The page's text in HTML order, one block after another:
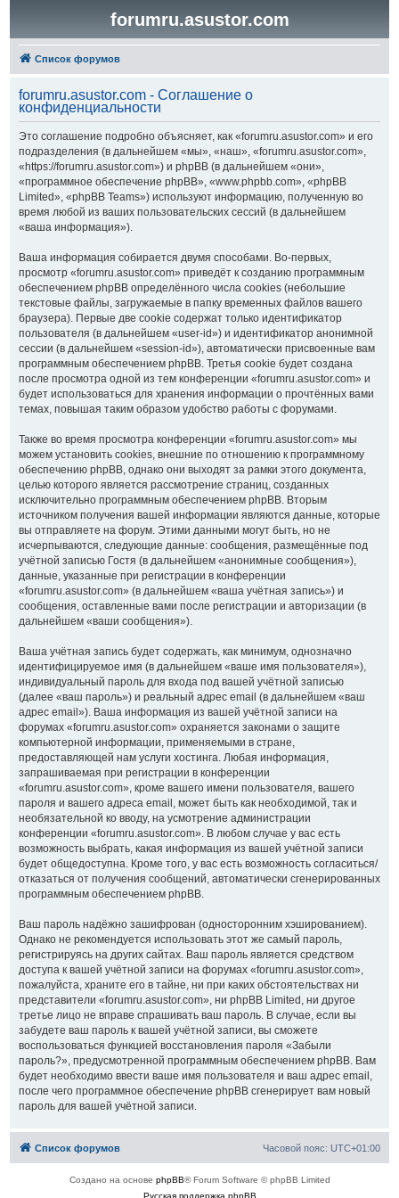
forumru.asustor.com
Список форумов
forumru.asustor.com - Соглашение о
конфиденциальности
Это соглашение подробно объясняет, как «forumru.asustor.com» и его
подразделения (в дальнейшем «мы», «наш», «forumru.asustor.com»,
«https://forumru.asustor.com») и phpBB (в дальнейшем «они»,
«программное обеспечение phpBB», «www.phpbb.com», «phpBB
Limited», «phpBB Teams») используют информацию, полученную во
время любой из ваших пользовательских сессий (в дальнейшем
«ваша информация»).
Ваша информация собирается двумя способами. Во-первых,
просмотр «forumru.asustor.com» приведёт к созданию программным
обеспечением phpBB определённого числа cookies (небольшие
текстовые файлы, загружаемые в папку временных файлов вашего
браузера). Первые две cookie содержат только идентификатор
пользователя (в дальнейшем «user-id») и идентификатор анонимной
сессии (в дальнейшем «session-id»), автоматически присвоенные вам
программным обеспечением phpBB. Третья cookie будет создана
после просмотра одной из тем конференции «forumru.asustor.com» и
будет использоваться для хранения информации о прочтённых вами
темах, повышая таким образом удобство работы с форумами.
Также во время просмотра конференции «forumru.asustor.com» мы
можем установить cookies, внешние по отношению к программному
обеспечению phpBB, однако они выходят за рамки этого документа,
целью которого является рассмотрение страниц, созданных
исключительно программным обеспечением phpBB. Вторым
источником получения вашей информации являются данные, которые
вы отправляете на форум. Этими данными могут быть, но не
исчерпываются, следующие данные: сообщения, размещённые под
учётной записью Гостя (в дальнейшем «анонимные сообщения»),
данные, указанные при регистрации в конференции
«forumru.asustor.com» (в дальнейшем «ваша учётная запись») и
сообщения, оставленные вами после регистрации и авторизации (в
дальнейшем «ваши сообщения»).
Ваша учётная запись будет содержать, как минимум, однозначно
идентифицируемое имя (в дальнейшем «ваше имя пользователя»),
индивидуальный пароль для входа под вашей учётной записью
(далее «ваш пароль») и реальный адрес email (в дальнейшем «ваш
адрес email»). Ваша информация из вашей учётной записи на
форумах «forumru.asustor.com» охраняется законами о защите
компьютерной информации, применяемыми в стране,
предоставляющей нам услуги хостинга. Любая информация,
запрашиваемая при регистрации в конференции
«forumru.asustor.com», кроме вашего имени пользователя, вашего
пароля и вашего адреса email, может быть как необходимой, так и
необязательной ко вводу, на усмотрение администрации
конференции «forumru.asustor.com». В любом случае у вас есть
возможность выбрать, какая информация из вашей учётной записи
будет общедоступна. Кроме того, у вас есть возможность согласиться/
отказаться от получения сообщений, автоматически сгенерированных
программным обеспечением phpBB.
Ваш пароль надёжно зашифрован (односторонним хэшированием).
Однако не рекомендуется использовать этот же самый пароль,
регистрируясь на других сайтах. Ваш пароль является средством
доступа к вашей учётной записи на форумах «forumru.asustor.com»,
пожалуйста, храните его в тайне, ни при каких обстоятельствах ни
представители «forumru.asustor.com», ни phpBB Limited, ни другое
третье лицо не вправе спрашивать ваш пароль. В случае, если вы
забудете ваш пароль к вашей учётной записи, вы сможете
воспользоваться функцией восстановления пароля «Забыли
пароль?», предусмотренной программным обеспечением phpBB. Вам
будет необходимо ввести ваше имя пользователя и ваш адрес email,
после чего программное обеспечение phpBB сгенерирует вам новый
пароль для вашей учётной записи.
Список форумов Часовой пояс: UTC+01:00
Создано на основе phpBB® Forum Software © phpBB Limited
Русская поддержка phpBB